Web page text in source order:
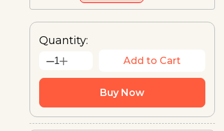
Quantity:
1 Add to Cart
Buy Now